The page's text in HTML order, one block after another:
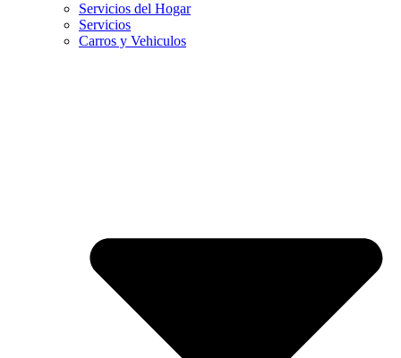
Servicios del Hogar
Servicios
Carros y Vehiculos